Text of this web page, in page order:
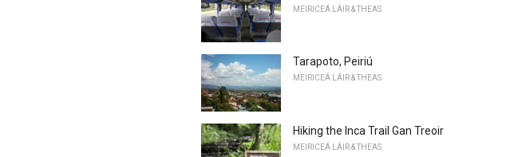
MEIRICEÁ LÁIR & THEAS
Tarapoto, Peiriú
MEIRICEÁ LÁIR & THEAS
Hiking the Inca Trail Gan Treoir
MEIRICEÁ LÁIR & THEAS